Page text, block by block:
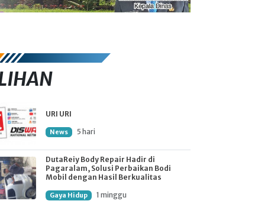
URI URI
News 5 hari
DutaReiy Body Repair Hadir di
Pagaralam, Solusi Perbaikan Bodi
Mobil dengan Hasil Berkualitas
Gaya Hidup 1 minggu